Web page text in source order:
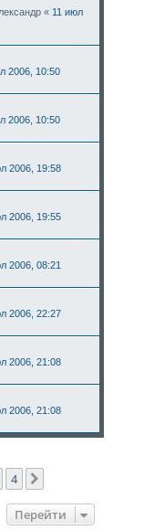
« 11 июл
2006, 10:50
2006, 10:50
2006, 19:58
2006, 19:55
2006, 08:21
2006, 22:27
2006, 21:08
2006, 21:08
4
Перейти